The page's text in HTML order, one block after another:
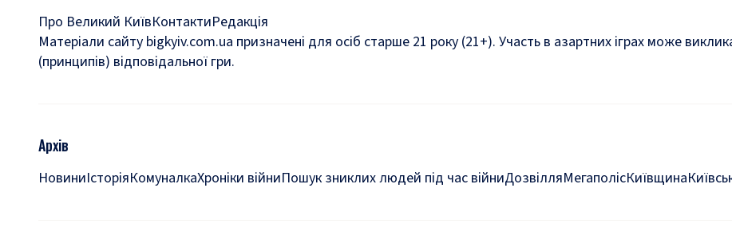
Про Великий КиївКонтактиРедакція
Матеріали сайту bigkyiv.com.ua призначені для осіб старше 21 року (21+). Участь в азартних іграх може
(принципів) відповідальної гри.
Архів
НовиниІсторіяКомуналкаХроніки війниПошук зниклих людей під час війниДозвілляМегаполісКиївщина